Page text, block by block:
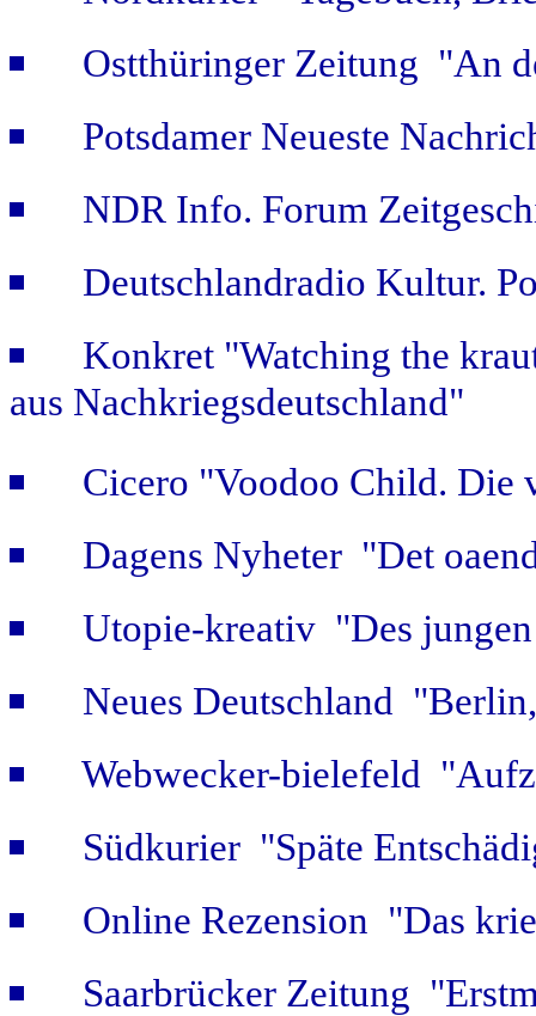
Ostthüringer Zeitung "An
Potsdamer Neueste
NDR Info. Forum
Deutschlandradio Kultur.
Konkret "Watching the
aus Nachkriegsdeutschland"
Cicero "Voodoo Child. Die
Dagens Nyheter "Det
Utopie-kreativ "Des
Neues Deutschland
Webwecker-bielefeld
Südkurier "Späte
Online Rezension "Das
Saarbrücker Zeitung